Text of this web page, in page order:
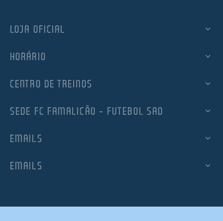
LOJA OFICIAL
HORÁRIO
CENTRO DE TREINOS
SEDE FC FAMALICÃO – FUTEBOL SAD
EMAILS
EMAILS